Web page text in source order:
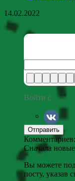
14.02.2022
Войти с
Сначала новые
Вы можете
посту, указав